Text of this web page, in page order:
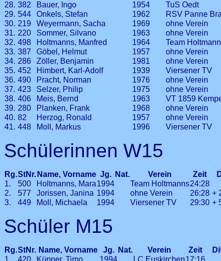
28. 382 Bauer, Ingo 1954
TuS Oedt
29. 544 Onkels, Stefan 1962
RSV Panne
30. 219 Weyermann, Sacha 1969
ohne Verein
31. 220 Sommer, Silvano 1963
ohne Verein
32. 498 Holtmanns, Manfred 1964
Team
33. 387 Göbel, Helmut 1957
ohne Verein
34. 286 Zöller, Benjamin 1981
ohne Verein
35. 452 Himbert, Karl-Adolf 1939
Viersener TV
36. 490 Pracht, Norman 1976
ohne Verein
37. 423 Selzer, Philip 1975
ohne Verein
38. 406 Meis, Bernd 1963
VT 1859
39. 280 Planken, Frank 1968
ohne Verein
40. 82 Herzog, Ronald 1957
ohne Verein
41. 448 Moll, Markus 1996 Viersener TV
Schülerinnen W15
Rg.StNr. Name, Vorname Jg. Nat. Verein Zeit
1.
500 Holtmanns, Mara1994 Team Holtmanns24:28
2.
577 Jorissen, Janina 1994 ohne Verein 26:28 +
3.
449 Moll, Michaela 1994 Viersener TV 29:30 +
Schüler M15
Rg.StNr. Name, Vorname Jg. Nat. Verein Zeit
1.
420 Küpper, Timo 1994 LC Euskirchen17:16